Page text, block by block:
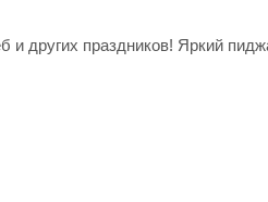
других праздников! Яркий